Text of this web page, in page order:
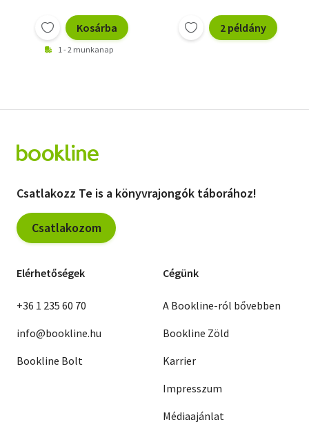
Kosárba
1 - 2 munkanap
2 példány
Csatlakozz Te is a könyvrajongók táborához!
Csatlakozom
Elérhetőségek
+36 1 235 60 70
info@bookline.hu
Bookline Bolt
Cégünk
A Bookline-ról bővebben
Bookline Zöld
Karrier
Impresszum
Médiaajánlat